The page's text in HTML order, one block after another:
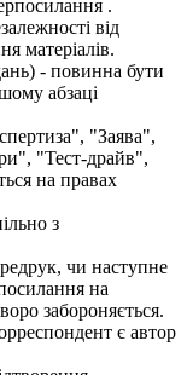
.
від
матеріалів.
- повинна бути
абзаці
"Заява",
"Тест-драйв",
на правах
з
чи наступне
на
забороняється.
є автор